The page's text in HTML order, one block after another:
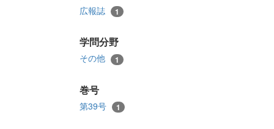
広報誌 1
学問分野
その他 1
巻号
第39号 1